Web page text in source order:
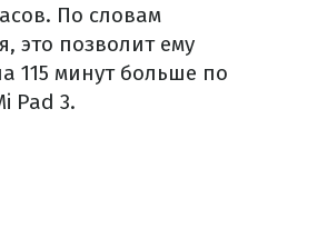
По словам
это позволит ему
115 минут больше по
Pad 3.